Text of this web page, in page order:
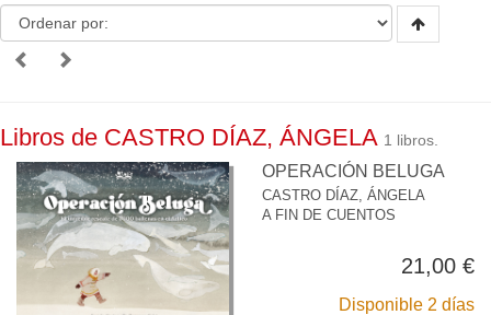
Libros de CASTRO DÍAZ, ÁNGELA 1 libros.
OPERACIÓN BELUGA
CASTRO DÍAZ, ÁNGELA
A FIN DE CUENTOS
21,00 €
Disponible 2 días